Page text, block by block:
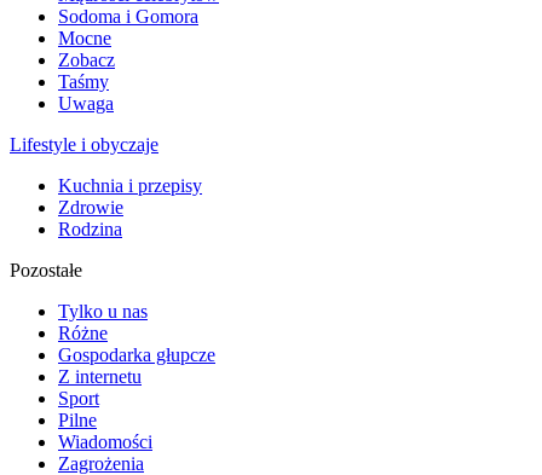
Sodoma i Gomora
Mocne
Zobacz
Taśmy
Uwaga
Lifestyle i obyczaje
Kuchnia i przepisy
Zdrowie
Rodzina
Pozostałe
Tylko u nas
Różne
Gospodarka głupcze
Z internetu
Sport
Pilne
Wiadomości
Zagrożenia